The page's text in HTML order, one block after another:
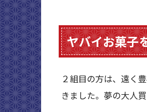
ヤバイお菓子
２組目の方は、遠く
きました。夢の大人